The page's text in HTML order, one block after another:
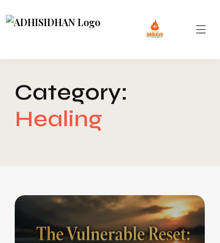
Category:
Healing